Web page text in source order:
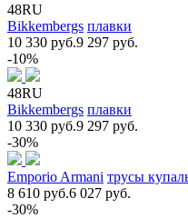
48RU
Bikkembergs плавки
10 330 руб.9 297 руб.
-10%
48RU
Bikkembergs плавки
10 330 руб.9 297 руб.
-30%
Emporio Armani трусы
8 610 руб.6 027 руб.
-30%